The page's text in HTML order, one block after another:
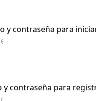
y contraseña para
contraseña para